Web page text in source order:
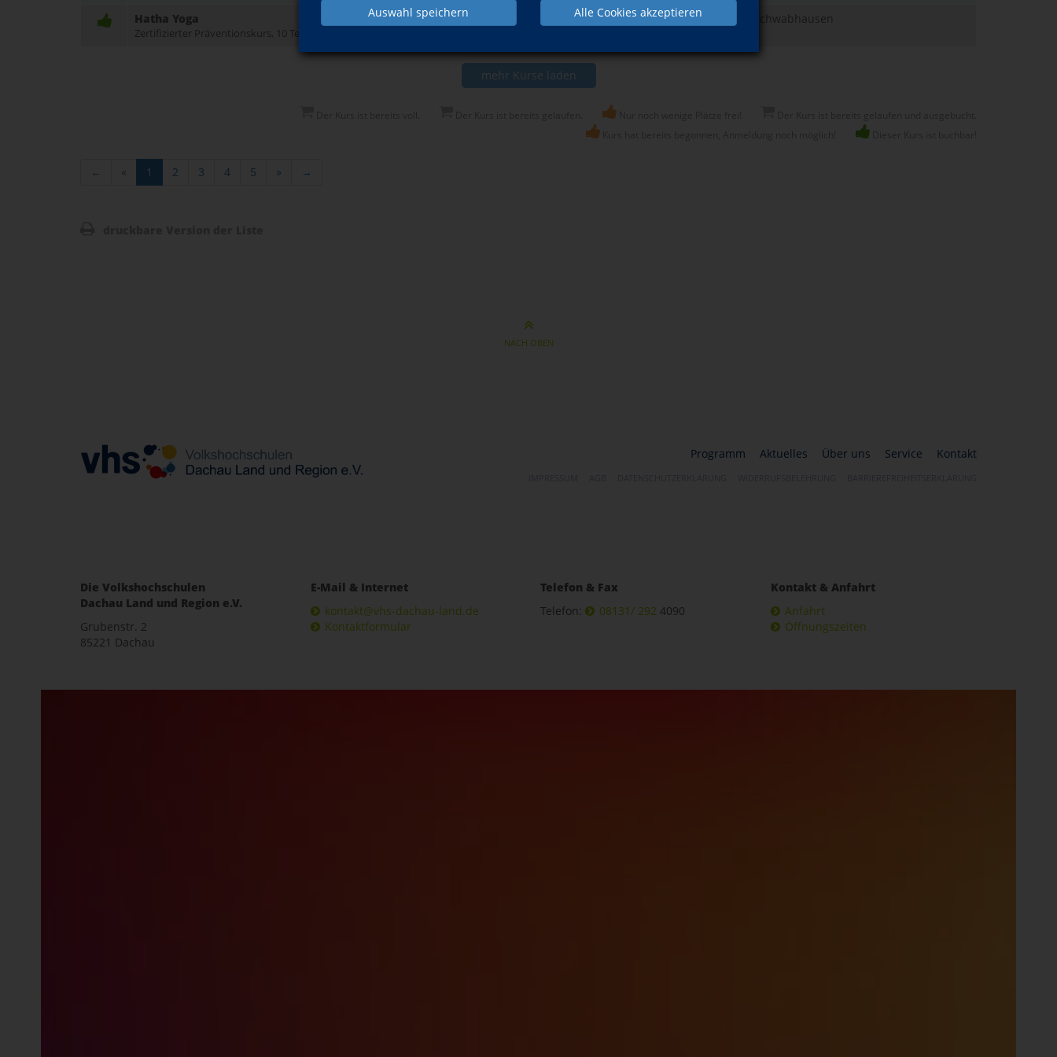
Auswahl speichern Alle Cookies akzeptieren
Hatha Yoga
Zertifizierter Präventionskurs, 10 Termine
Di., 15.09.2026 Schwabhausen
mehr Kurse laden
← « 1 2 3 4 5 » →
NACH OBEN
Programm Aktuelles Über uns Service Kontakt
Die Volkshochschulen
Dachau Land und Region e.V.
Grubenstr. 2
85221 Dachau
E-Mail & Internet
kontakt@vhs-dachau-land.de
Kontaktformular
Telefon & Fax
Telefon:
08131/ 292 4090
Kontakt & Anfahrt
Anfahrt
Öffnungszeiten